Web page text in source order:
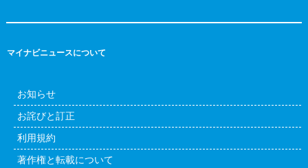
マイナビニュースについて
お知らせ
お詫びと訂正
利用規約
著作権と転載について